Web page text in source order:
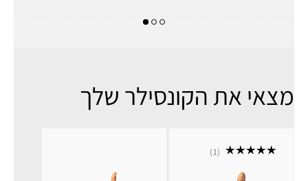
מצאי את הקונסילר שלך
1